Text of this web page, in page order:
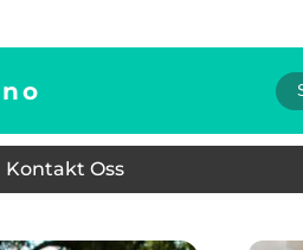
no
Kontakt Oss